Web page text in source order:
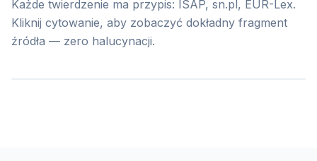
pracy
Każde twierdzenie ma przypis: ISAP, sn.pl, EUR-Lex.
Kliknij cytowanie, aby zobaczyć dokładny fragment
źródła — zero halucynacji.